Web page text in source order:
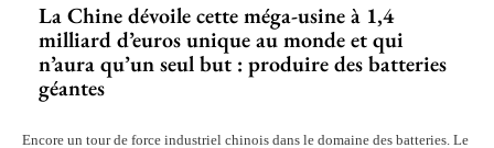
La Chine dévoile cette méga-usine à 1,4
milliard d’euros unique au monde et qui
n’aura qu’un seul but : produire des batteries
géantes
Encore un tour de force industriel chinois dans le domaine des batteries. Le